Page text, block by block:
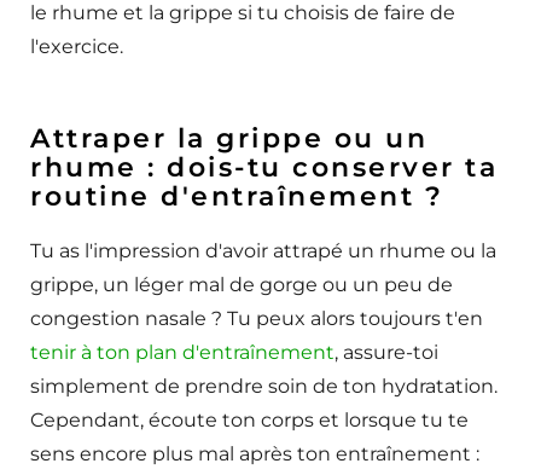
le rhume et la grippe si tu choisis de faire de
l'exercice.
Attraper la grippe ou un
rhume : dois-tu conserver ta
routine d'entraînement ?
Tu as l'impression d'avoir attrapé un rhume ou la
grippe, un léger mal de gorge ou un peu de
congestion nasale ? Tu peux alors toujours t'en
tenir à ton plan d'entraînement, assure-toi
simplement de prendre soin de ton hydratation.
Cependant, écoute ton corps et lorsque tu te
sens encore plus mal après ton entraînement :